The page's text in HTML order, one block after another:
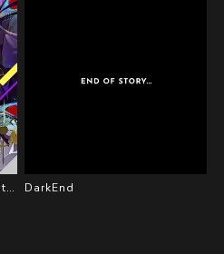
Eyes On You Remix Compilation DarkEnd